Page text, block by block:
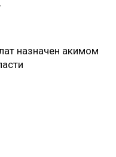
назначен акимом